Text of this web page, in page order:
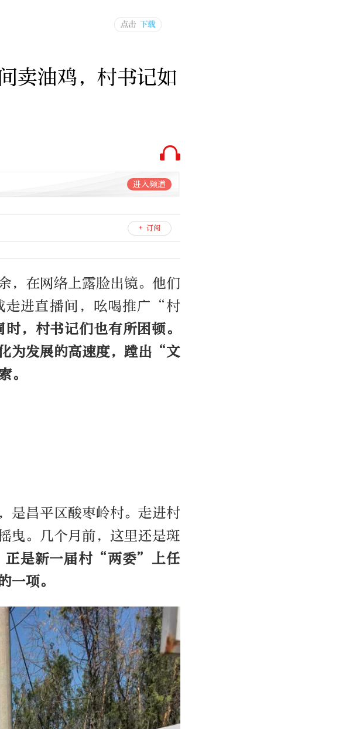
卖油鸡，村书记如
进入频道
+ 订阅
，在网络上露脸出镜。他们
走进直播间，吆喝推广“村
，村书记们也有所困顿。
为发展的高速度，蹚出“文
。
是昌平区酸枣岭村。走进村
曳。几个月前，这里还是斑
正是新一届村“两委”上任
一项。